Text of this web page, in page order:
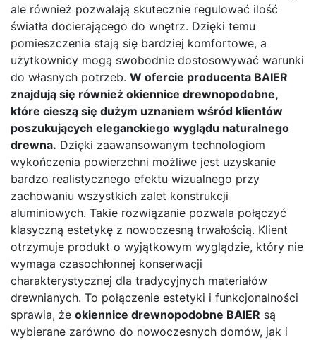
ale również pozwalają skutecznie regulować ilość
światła docierającego do wnętrz. Dzięki temu
pomieszczenia stają się bardziej komfortowe, a
użytkownicy mogą swobodnie dostosowywać warunki
do własnych potrzeb. W ofercie producenta BAIER
znajdują się również okiennice drewnopodobne,
które cieszą się dużym uznaniem wśród klientów
poszukujących eleganckiego wyglądu naturalnego
drewna. Dzięki zaawansowanym technologiom
wykończenia powierzchni możliwe jest uzyskanie
bardzo realistycznego efektu wizualnego przy
zachowaniu wszystkich zalet konstrukcji
aluminiowych. Takie rozwiązanie pozwala połączyć
klasyczną estetykę z nowoczesną trwałością. Klient
otrzymuje produkt o wyjątkowym wyglądzie, który nie
wymaga czasochłonnej konserwacji
charakterystycznej dla tradycyjnych materiałów
drewnianych. To połączenie estetyki i funkcjonalności
sprawia, że okiennice drewnopodobne BAIER są
wybierane zarówno do nowoczesnych domów, jak i